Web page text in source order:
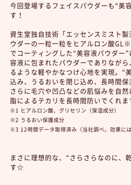
今回登場するフェイスパウダーも“美
す！
資生堂独自技術「エッセンスミスト
ウダーの一粒一粒をヒアルロン酸
でコーティングした“美容液パウダー
容液に包まれたパウダーでありなが
るような軽やかなつけ心地を実現。“
込み、うるおいを閉じ込め、長時間保
さらに毛穴や凹凸などの肌悩みを自
脂によるテカリを長時間防いでくれ
※1 ヒアルロン酸、グリセリン（保湿成分）
※2 うるおい保護成分
※3 12時間データ取得済み（当社調べ。効果には
まさに理想的な、“さらさらなのに、
す☆